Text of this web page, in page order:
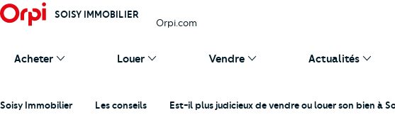
SOISY IMMOBILIER
Orpi.com
Acheter Louer Vendre Actualités
Soisy Immobilier Les conseils Est-il plus judicieux de vendre ou louer son bien à